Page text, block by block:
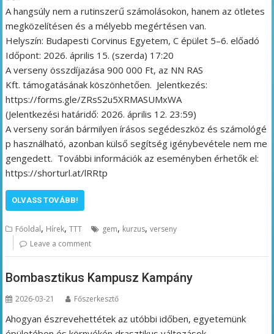
A hangsúly nem a rutinszerű számolásokon, hanem az ötletes
megközelítésen és a mélyebb megértésen van.
Helyszín: Budapesti Corvinus Egyetem, C épület 5–6. előadó
Időpont: 2026. április 15. (szerda) 17:20
A verseny összdíjazása 900 000 Ft, az NN RAS
Kft. támogatásának köszönhetően. Jelentkezés:
https://forms.gle/ZRsS2u5XRMASUMxWA
(Jelentkezési határidő: 2026. április 12. 23:59)
A verseny során bármilyen írásos segédeszköz és számológé
p használható, azonban külső segítség igénybevétele nem me
gengedett. További információk az eseményben érhetők el:
https://shorturl.at/lRRtp
OLVASS TOVÁBB!
Főoldal, Hírek,TTT gem, kurzus,verseny
Leave a comment
Bombasztikus Kampusz Kampány
2026-03-21 Főszerkesztő
Ahogyan észrevehettétek az utóbbi időben, egyetemünk